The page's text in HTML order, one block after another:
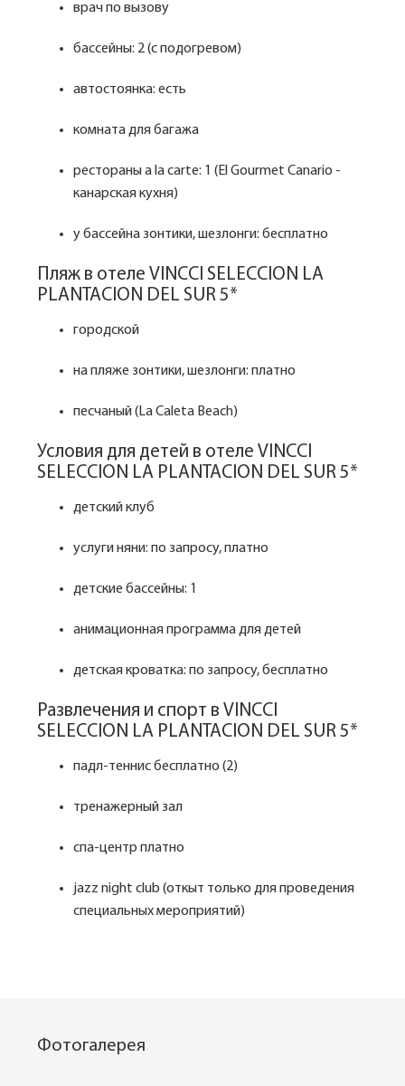
врач по вызову
бассейны: 2 (с подогревом)
автостоянка: есть
комната для багажа
рестораны a la carte: 1 (El Gourmet Canario -
канарская кухня)
у бассейна зонтики, шезлонги: бесплатно
Пляж в отеле VINCCI SELECCION LA
PLANTACION DEL SUR 5*
городской
на пляже зонтики, шезлонги: платно
песчаный (La Caleta Beach)
Условия для детей в отеле VINCCI
SELECCION LA PLANTACION DEL SUR 5*
детский клуб
услуги няни: по запросу, платно
детские бассейны: 1
анимационная программа для детей
детская кроватка: по запросу, бесплатно
Развлечения и спорт в VINCCI
SELECCION LA PLANTACION DEL SUR 5*
падл-теннис бесплатно (2)
тренажерный зал
спа-центр платно
jazz night club (откыт только для проведения
специальных мероприятий)
Фотогалерея